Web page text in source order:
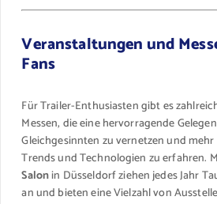
Veranstaltungen und
Fans
Für Trailer-Enthusiasten gibt es
Messen, die eine hervorragende
Gleichgesinnten zu vernetzen und
Trends und Technologien zu erfahren.
Salonin Düsseldorf ziehen jedes Jahr
an und bieten eine Vielzahl von